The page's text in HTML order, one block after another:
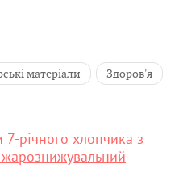
матеріали Здоров'я
7-річного хлопчика з